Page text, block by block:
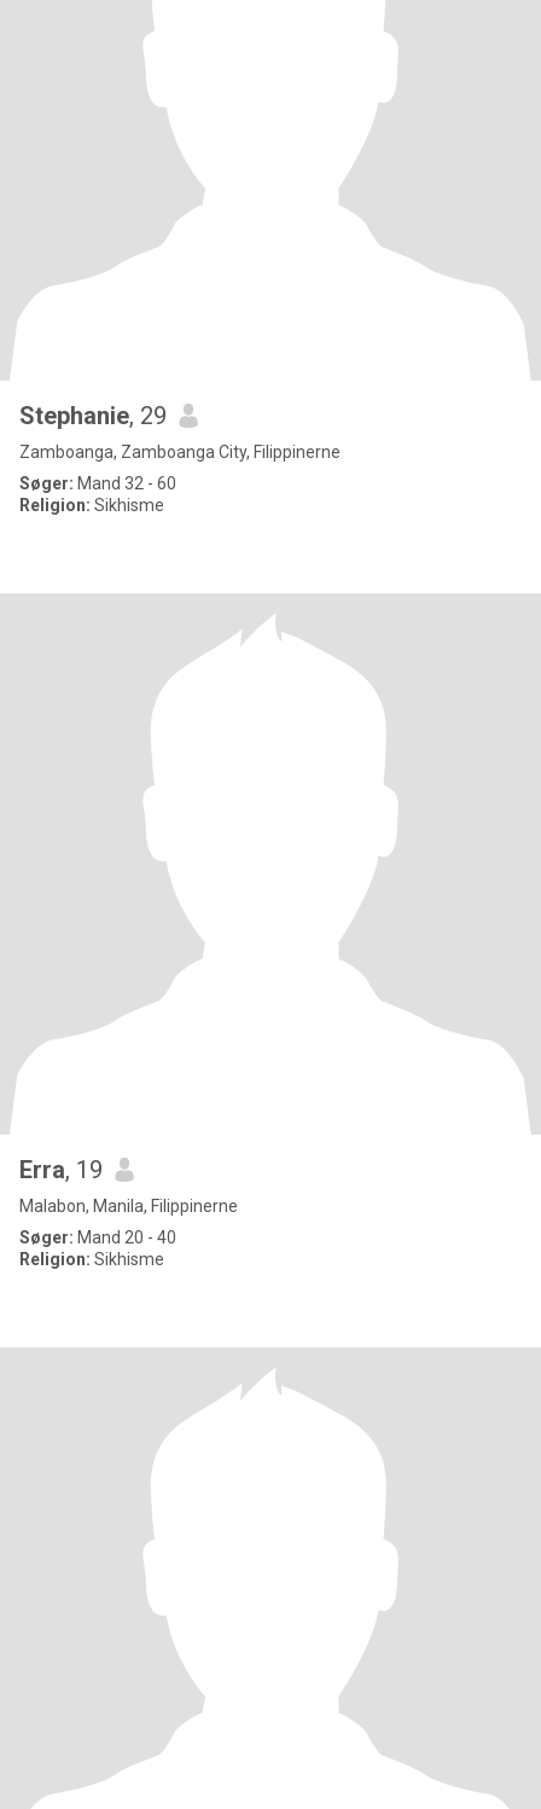
Stephanie, 29
Zamboanga, Zamboanga City, Filippinerne
Søger: Mand 32 - 60
Religion: Sikhisme
Erra, 19
Malabon, Manila, Filippinerne
Søger: Mand 20 - 40
Religion: Sikhisme